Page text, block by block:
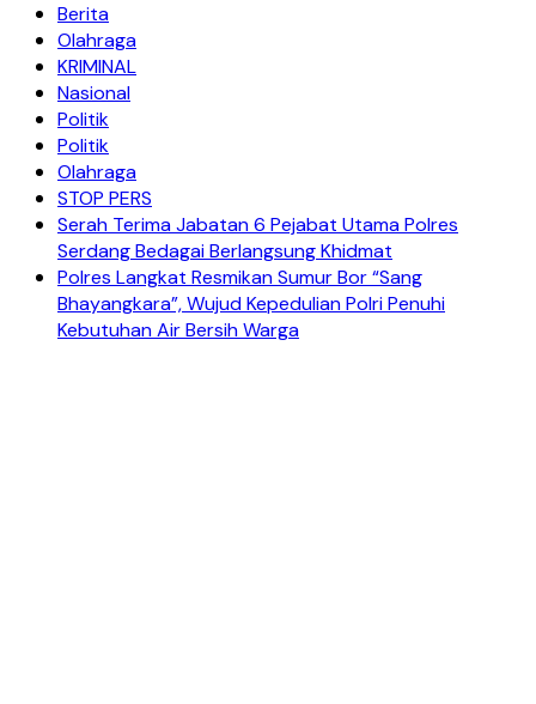
Berita
Olahraga
KRIMINAL
Nasional
Politik
Politik
Olahraga
STOP PERS
Serah Terima Jabatan 6 Pejabat Utama Polres
Serdang Bedagai Berlangsung Khidmat
Polres Langkat Resmikan Sumur Bor “Sang
Bhayangkara”, Wujud Kepedulian Polri Penuhi
Kebutuhan Air Bersih Warga